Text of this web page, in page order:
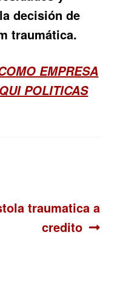
decisión de
traumática.
EMPRESA
POLITICAS
traumatica a
credito